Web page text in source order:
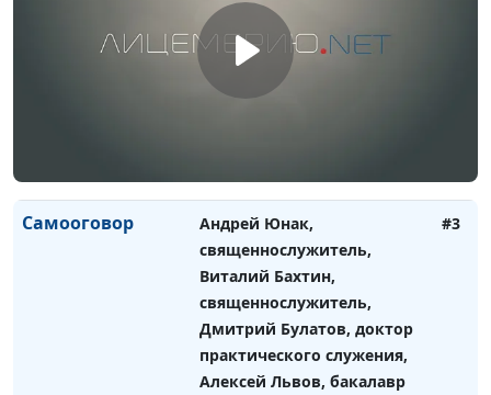
священнослужитель,
Виталий Бахтин,
священнослужитель,
Дмитрий Булатов, доктор
богословия
Самооговор
Андрей Юнак,
священнослужитель,
Виталий Бахтин,
священнослужитель,
Дмитрий Булатов, доктор
практического служения,
Алексей Львов, бакалавр
#3